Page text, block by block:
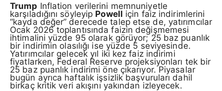
Trump Inflation verilerini memnuniyetle
karşıladığını söyleyip Powell için faiz indirimlerini
“kayda değer” derecede talep etse de, yatırımcılar
Ocak 2026 toplantısında faizin değişmemesi
ihtimalini yüzde 95 olarak görüyor; 25 baz puanlık
bir indirimin olasılığı ise yüzde 5 seviyesinde.
Yatırımcılar gelecek yıl iki kez faiz indirimi
fiyatlarken, Federal Reserve projeksiyonları tek bir
25 baz puanlık indirimi öne çıkarıyor. Piyasalar
bugün ayrıca haftalık işsizlik başvuruları dahil
birkaç kritik veri akışını yakından izleyecek.